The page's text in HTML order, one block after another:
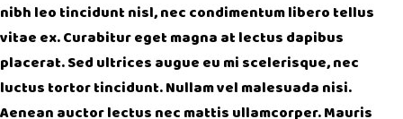
nibh leo tincidunt nisl, nec condimentum libero tellus
vitae ex. Curabitur eget magna at lectus dapibus
placerat. Sed ultrices augue eu mi scelerisque, nec
luctus tortor tincidunt. Nullam vel malesuada nisi.
Aenean auctor lectus nec mattis ullamcorper. Mauris